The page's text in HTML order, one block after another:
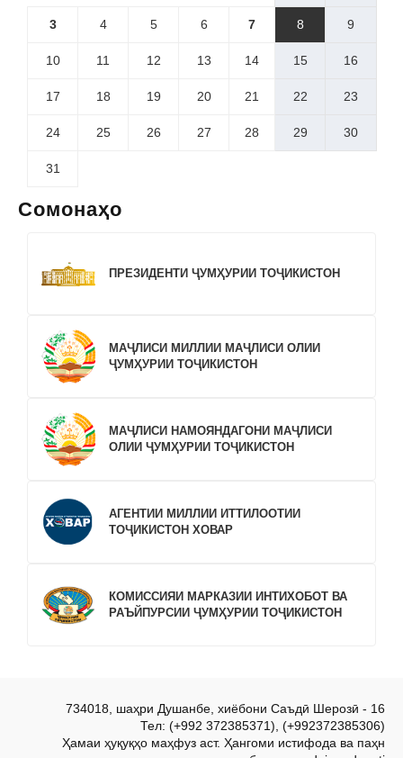
3 4 5 6 7 8 9
10 11 12 13 14 15 16
17 18 19 20 21 22 23
24 25 26 27 28 29 30
31
Сомонаҳо
ПРЕЗИДЕНТИ ҶУМҲУРИИ ТОҶИКИСТОН
МАҶЛИСИ МИЛЛИИ МАҶЛИСИ ОЛИИ
ҶУМҲУРИИ ТОҶИКИСТОН
МАҶЛИСИ НАМОЯНДАГОНИ МАҶЛИСИ
ОЛИИ ҶУМҲУРИИ ТОҶИКИСТОН
АГЕНТИИ МИЛЛИИ ИТТИЛООТИИ
ТОҶИКИСТОН ХОВАР
КОМИССИЯИ МАРКАЗИИ ИНТИХОБОТ ВА
РАЪЙПУРСИИ ҶУМҲУРИИ ТОҶИКИСТОН
734018, шаҳри Душанбе, хиёбони Саъдӣ Шерозӣ - 16
Тел: (+992 372385371), (+992372385306)
Ҳамаи ҳуқуқҳо маҳфуз аст. Ҳангоми истифода ва паҳн